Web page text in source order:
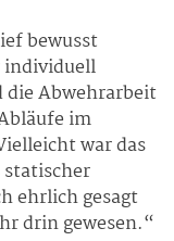
bewusst
individuell
Abwehrarbeit
im
war das
ehrlich gesagt
drin gewesen.“